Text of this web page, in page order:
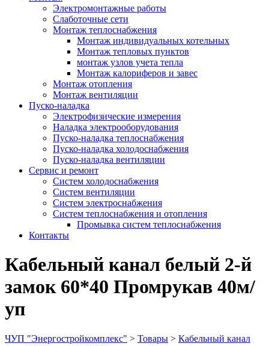
Электромонтажные работы
Слаботочные сети
Монтаж теплоснабжения
Монтаж индивидуальных котельных
Монтаж тепловых пунктов
монтаж узлов учета тепла
Монтаж калориферов и завес
Монтаж отопления
Монтаж вентиляции
Пуско-наладка
Электрофизические измерения
Наладка электрооборудования
Пуско-наладка теплоснабжения
Пуско-наладка холодоснабжения
Пуско-наладка вентиляции
Сервис и ремонт
Систем холодоснабжения
Систем вентиляции
Систем электроснабжения
Систем теплоснабжения и отопления
Промывка систем теплоснабжения
Контакты
Кабельный канал белый 2-й
замок 60*40 Промрукав 40м/
уп
ЧУП "Энергостройкомплекс" > Товары > Кабельный канал